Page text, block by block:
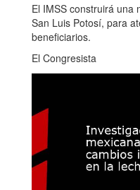
El IMSS construirá una
San Luis Potosí, para
beneficiarios.
El Congresista